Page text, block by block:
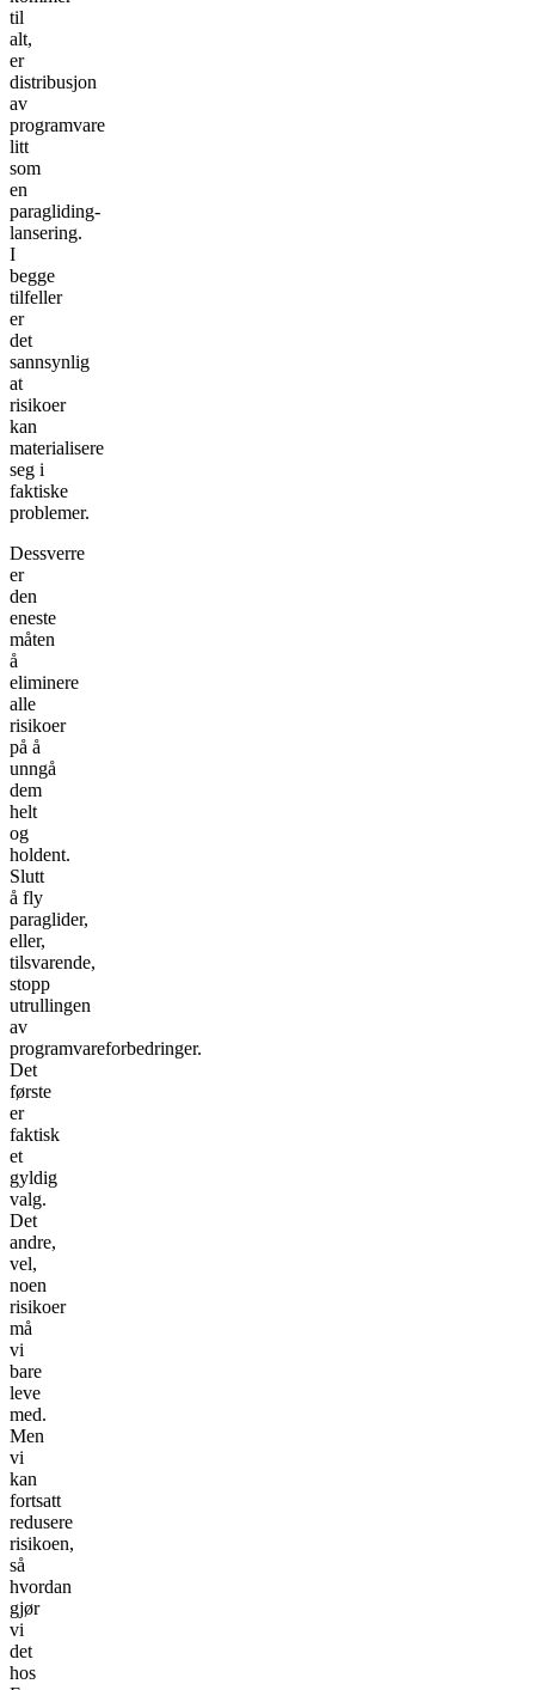
til
alt,
er
distribusjon
av
programvare
litt
som
en
paragliding-
lansering.
I
begge
tilfeller
er
det
sannsynlig
at
risikoer
kan
materialisere
seg i
faktiske
problemer.
Dessverre
er
den
eneste
måten
å
eliminere
alle
risikoer
på å
unngå
dem
helt
og
holdent.
Slutt
å fly
paraglider,
eller,
tilsvarende,
stopp
utrullingen
av
programvareforbedringer.
Det
første
er
faktisk
et
gyldig
valg.
Det
andre,
vel,
noen
risikoer
må
vi
bare
leve
med.
Men
vi
kan
fortsatt
redusere
risikoen,
så
hvordan
gjør
vi
det
hos